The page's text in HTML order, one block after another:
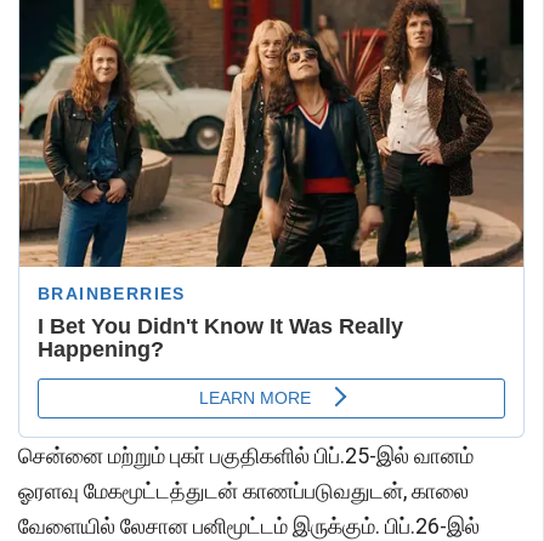
சென்னை மற்றும் புகா் பகுதிகளில் பிப்.25-இல் வானம்
ஓரளவு மேகமூட்டத்துடன் காணப்படுவதுடன், காலை
வேளையில் லேசான பனிமூட்டம் இருக்கும். பிப்.26-இல்